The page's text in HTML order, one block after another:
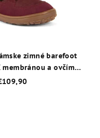
zimné barefoot
membránou a ovčím
– Bordová